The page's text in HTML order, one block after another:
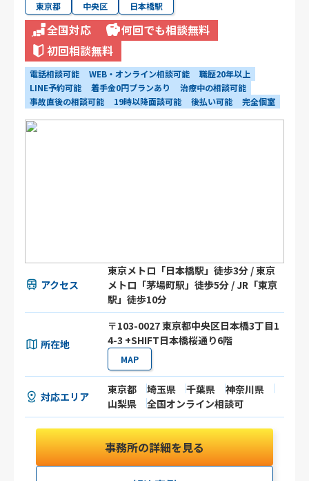
東京都 中央区 日本橋駅
全国対応
何回でも相談無料
初回相談無料
電話相談可能 WEB・オンライン相談可能
職歴20年以上
LINE予約可能
着手金0円プランあり
治療中の相談可能
事故直後の相談可能
19時以降面談可能 後払い可能 完全個室
アクセス
東京メトロ「日本橋駅」徒歩3分 / 東京
メトロ「茅場町駅」徒歩5分 / JR「東京
駅」徒歩10分
所在地
〒103-0027 東京都中央区日本橋3丁目1
4-3 +SHIFT日本橋桜通り6階
MAP
対応エリア
東京都 埼玉県 千葉県
神奈川県
山梨県
全国オンライン相談可
事務所の詳細を見る